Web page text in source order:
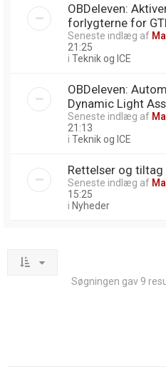
OBDeleven:
forlygterne for
Seneste indlæg af
21:25
i Teknik og ICE
OBDeleven:
Dynamic Light
Seneste indlæg af
21:13
i Teknik og ICE
Rettelser og
Seneste indlæg af
15:25
i Nyheder
Søgningen gav 9